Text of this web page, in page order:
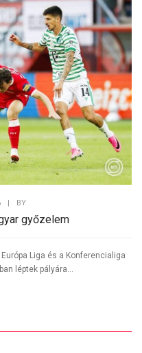
| BY
győzelem
Liga és a Konferencialiga
léptek pályára...